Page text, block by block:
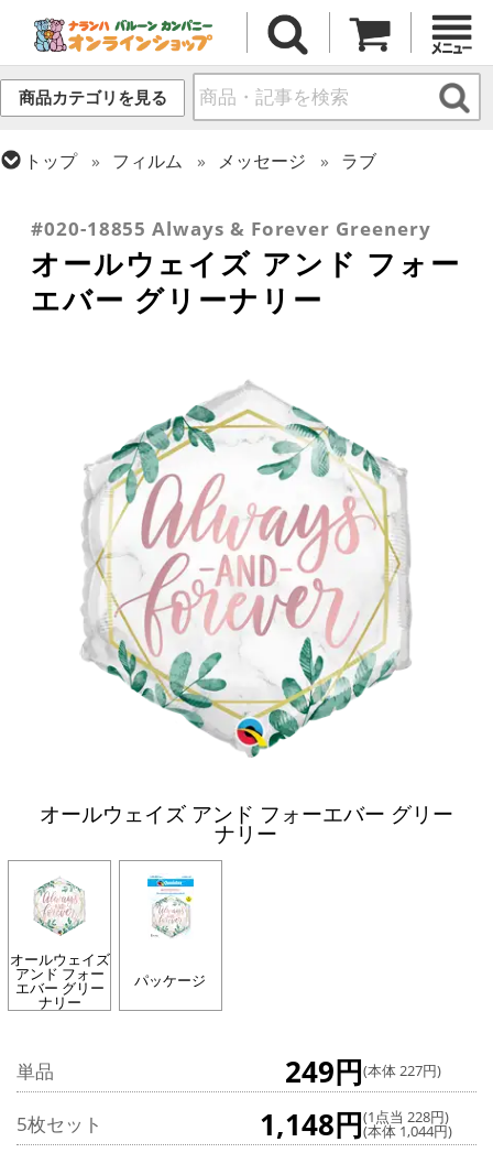
商品カテゴリを見る
トップ フィルム メッセージ
ラブ
#020-18855 Always & Forever Greenery
オールウェイズ アンド フォー
エバー グリーナリー
オールウェイズ アンド フォーエバー グリー
ナリー
オールウェイズ
アンド フォー
エバー グリー
ナリー
パッケージ
単品 249円(本体 227円)
5枚セット 1,148円(1点当 228円)
(本体 1,044円)